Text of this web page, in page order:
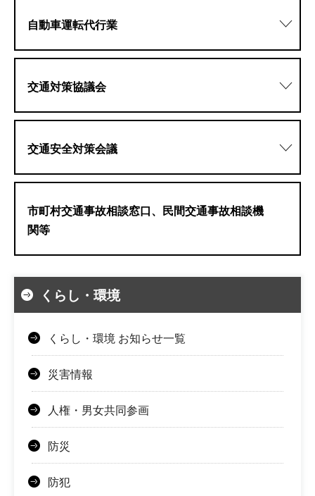
自動車運転代行業
交通対策協議会
交通安全対策会議
市町村交通事故相談窓口、民間交通事故相談機
関等
くらし・環境
くらし・環境 お知らせ一覧
災害情報
人権・男女共同参画
防災
防犯